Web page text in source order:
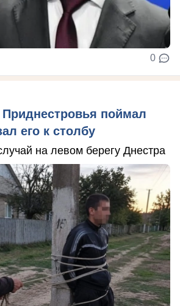
0
поймал
его к столбу
на левом берегу Днестра